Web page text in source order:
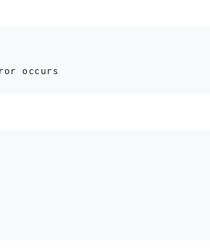
occurs